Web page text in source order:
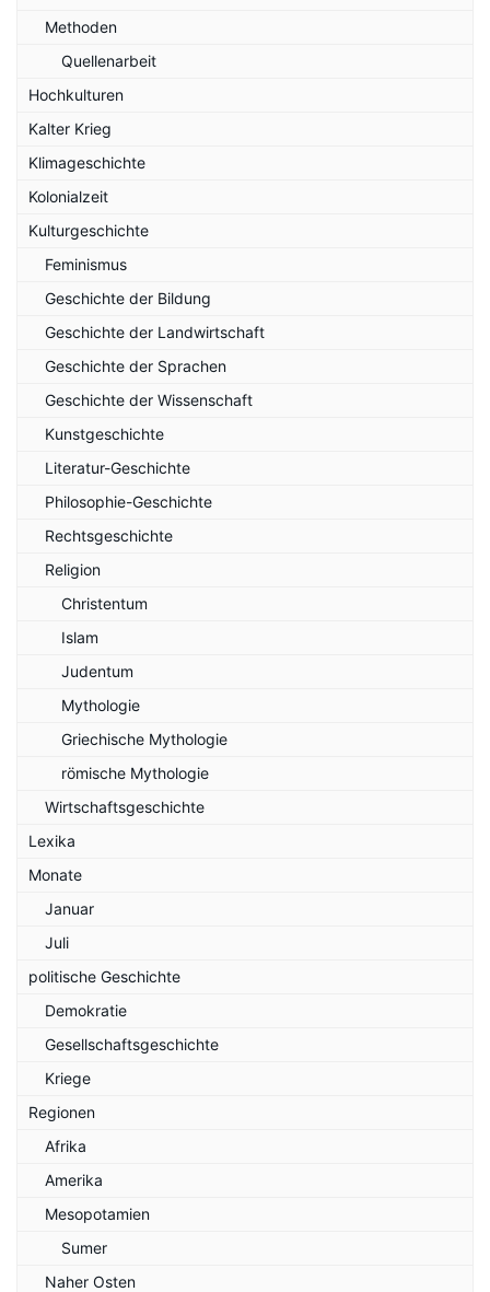
Methoden
Quellenarbeit
Hochkulturen
Kalter Krieg
Klimageschichte
Kolonialzeit
Kulturgeschichte
Feminismus
Geschichte der Bildung
Geschichte der Landwirtschaft
Geschichte der Sprachen
Geschichte der Wissenschaft
Kunstgeschichte
Literatur-Geschichte
Philosophie-Geschichte
Rechtsgeschichte
Religion
Christentum
Islam
Judentum
Mythologie
Griechische Mythologie
römische Mythologie
Wirtschaftsgeschichte
Lexika
Monate
Januar
Juli
politische Geschichte
Demokratie
Gesellschaftsgeschichte
Kriege
Regionen
Afrika
Amerika
Mesopotamien
Sumer
Naher Osten